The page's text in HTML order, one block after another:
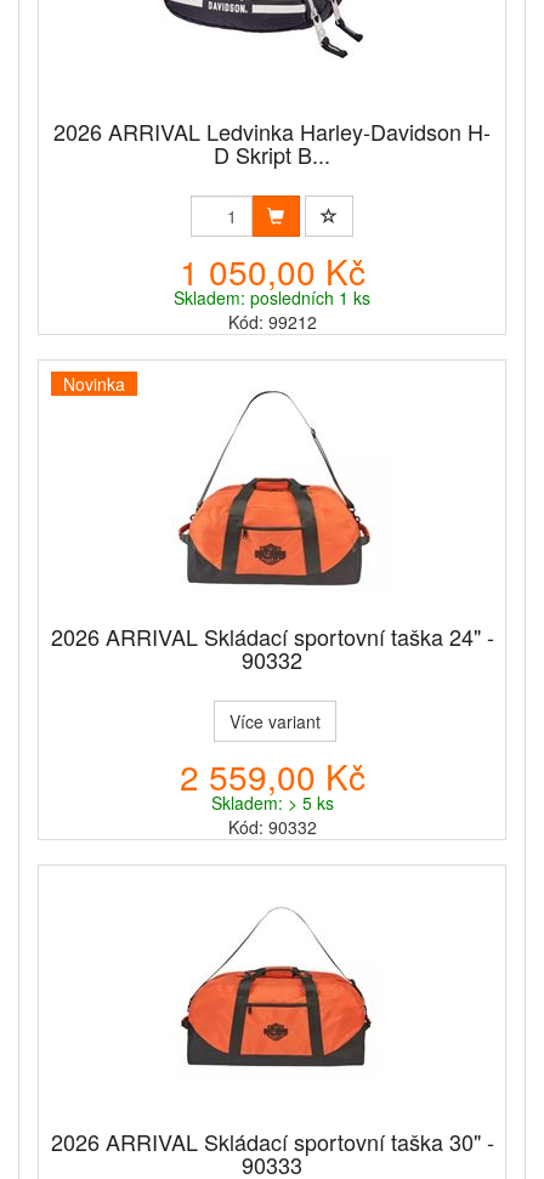
2026 ARRIVAL Ledvinka Harley-Davidson H-
D Skript B...
1 050,00 Kč
Skladem: posledních 1 ks
Kód: 99212
Novinka
2026 ARRIVAL Skládací sportovní taška 24" -
90332
Více variant
2 559,00 Kč
Skladem: > 5 ks
Kód: 90332
2026 ARRIVAL Skládací sportovní taška 30" -
90333